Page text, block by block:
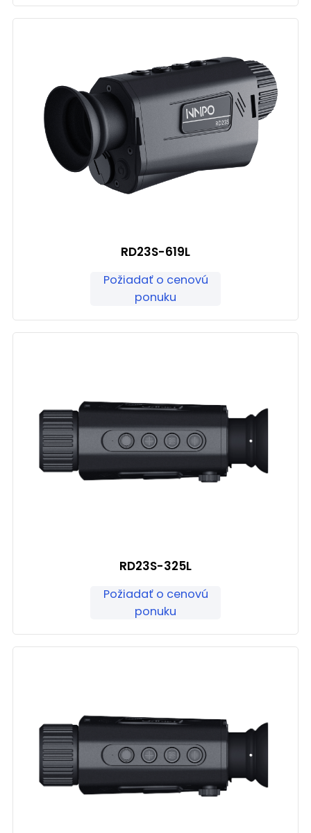
RD23S-619L
Požiadať o cenovú
ponuku
RD23S-325L
Požiadať o cenovú
ponuku